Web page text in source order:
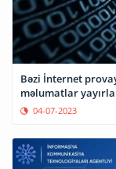
Bəzi İnternet
məlumatlar
04-07-2023